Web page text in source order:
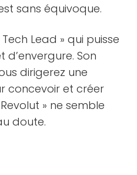
sans équivoque.
Lead » qui puisse
Son
dirigerez une
concevoir et créer
» ne semble
doute.